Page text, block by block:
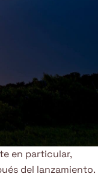
en particular,
del lanzamiento.